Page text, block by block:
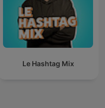
Le Hashtag Mix